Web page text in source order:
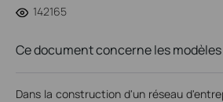
142165
Ce document concerne les
Dans la construction d'un réseau